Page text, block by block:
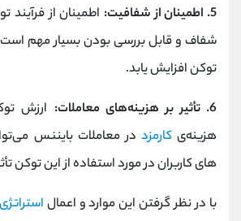
5. اطمینان از شفافیت:
اطمینان از
شفاف و قابل بررسی بودن بسیار مهم است
توکن افزایش یابد.
6. تأثیر بر هزینه‌های معاملات:
هزینه‌یکارمزد در معاملات بایننس
های کاربران در مورد استفاده از این توکن
با در نظر گرفتن این موارد و اعمال استراتژی‌